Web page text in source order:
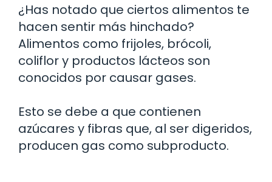
¿Has notado que ciertos alimentos te
hacen sentir más hinchado?
Alimentos como frijoles, brócoli,
coliflor y productos lácteos son
conocidos por causar gases.
Esto se debe a que contienen
azúcares y fibras que, al ser digeridos,
producen gas como subproducto.